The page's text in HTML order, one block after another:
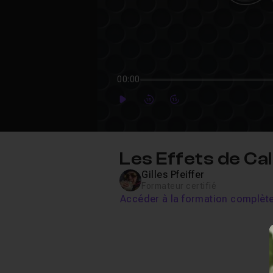
00:00
PlayForwardForward
Les Effets de
Gilles Pfeiffer
Accéder à la formation